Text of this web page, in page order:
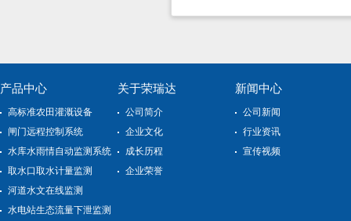
产品中心
高标准农田灌溉设备
闸门远程控制系统
水库水雨情自动监测系统
取水口取水计量监测
河道水文在线监测
水电站生态流量下泄监测
关于荣瑞达
公司简介
企业文化
成长历程
企业荣誉
新闻中心
公司新闻
行业资讯
宣传视频